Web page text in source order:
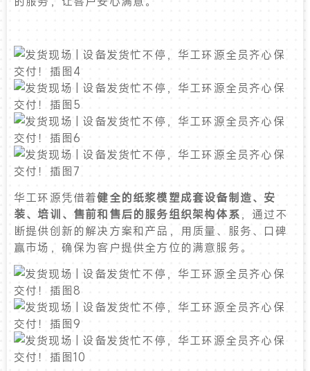
华工环源凭借着健全的纸浆模塑成套设备制造、安
装、培训、售前和售后的服务组织架构体系，通过不
断提供创新的解决方案和产品，用质量、服务、口碑
赢市场，确保为客户提供全方位的满意服务。